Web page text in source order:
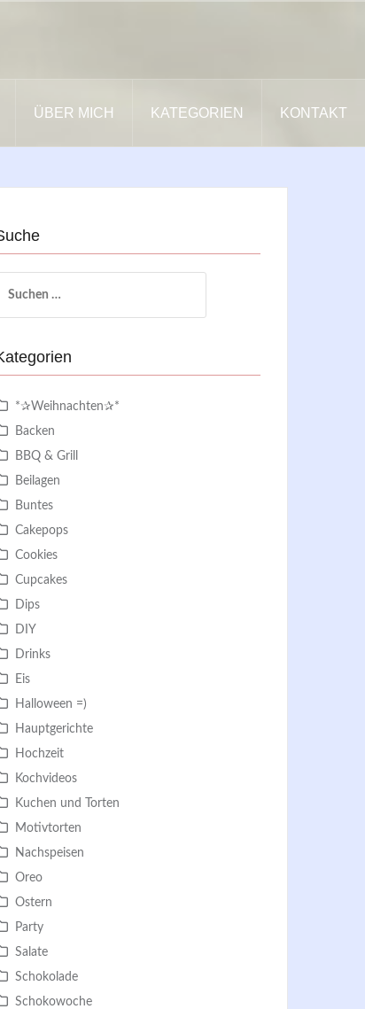
ÜBER MICH KATEGORIEN KONTAKT
nach:
*✰Weihnachten✰*
Backen
BBQ & Grill
Beilagen
Buntes
Cakepops
Cookies
Cupcakes
Dips
DIY
Drinks
Eis
Halloween =)
Hauptgerichte
Hochzeit
Kochvideos
Kuchen und Torten
Motivtorten
Nachspeisen
Oreo
Ostern
Party
Salate
Schokolade
Schokowoche